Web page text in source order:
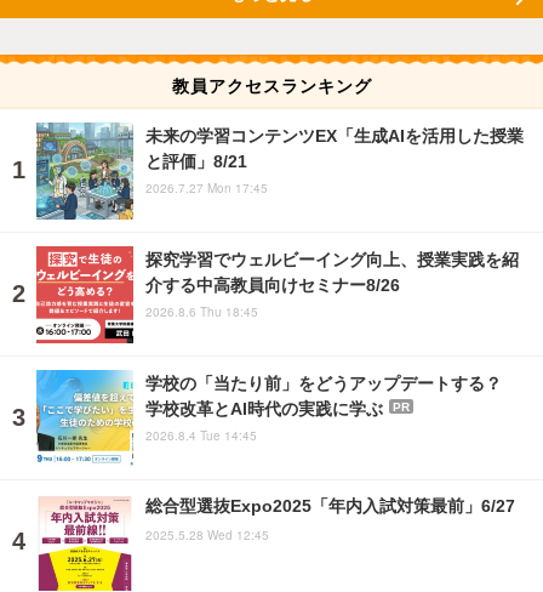
教員アクセスランキング
未来の学習コンテンツEX「生成AIを活用した授業
と評価」8/21
2026.7.27 Mon 17:45
探究学習でウェルビーイング向上、授業実践を紹
介する中高教員向けセミナー8/26
2026.8.6 Thu 18:45
学校の「当たり前」をどうアップデートする？
学校改革とAI時代の実践に学ぶ
PR
2026.8.4 Tue 14:45
総合型選抜Expo2025「年内入試対策最前」6/27
2025.5.28 Wed 12:45